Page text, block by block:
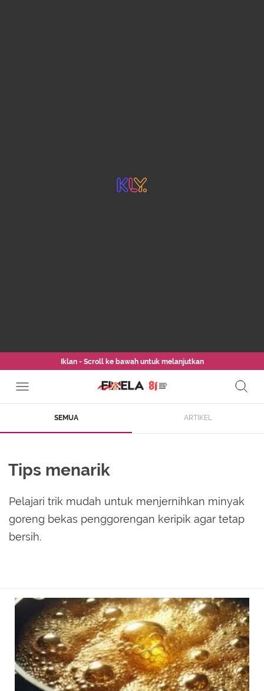
Iklan - Scroll ke bawah untuk melanjutkan
SEMUA ARTIKEL
Tips menarik
Pelajari trik mudah untuk menjernihkan minyak
goreng bekas penggorengan keripik agar tetap
bersih.